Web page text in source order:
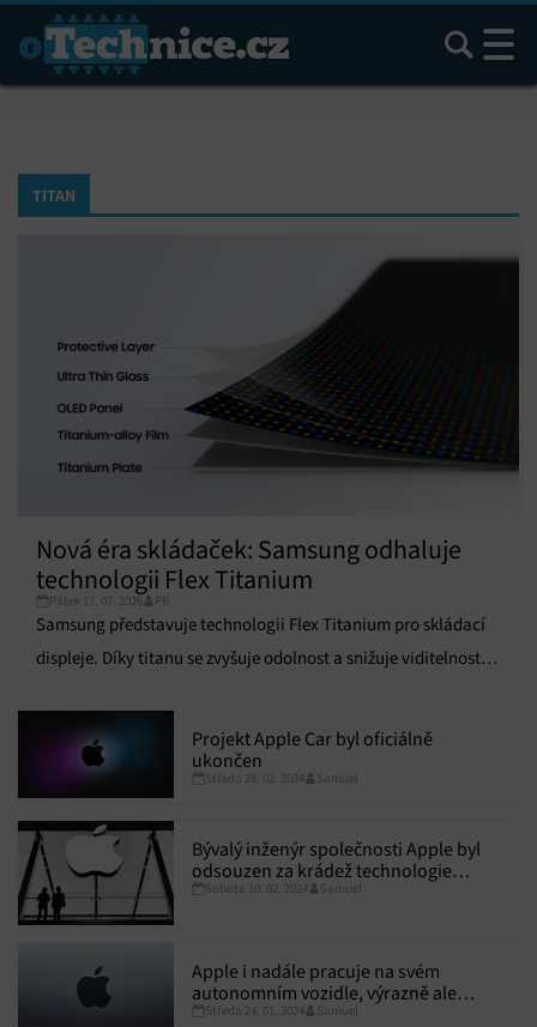
Hledat
TITAN
Nová éra skládaček: Samsung odhaluje
technologii Flex Titanium
Pátek 17. 07. 2026 PR
Samsung představuje technologii Flex Titanium pro skládací
displeje. Díky titanu se zvyšuje odolnost a snižuje viditelnost
Projekt Apple Car byl oficiálně
ukončen
Středa 28. 02. 2024 Samuel
Bývalý inženýr společnosti Apple byl
odsouzen za krádež technologie
autonomních vozidel
Sobota 10. 02. 2024 Samuel
Apple i nadále pracuje na svém
autonomním vozidle, výrazně ale
změnil strategii
Středa 24. 01. 2024 Samuel